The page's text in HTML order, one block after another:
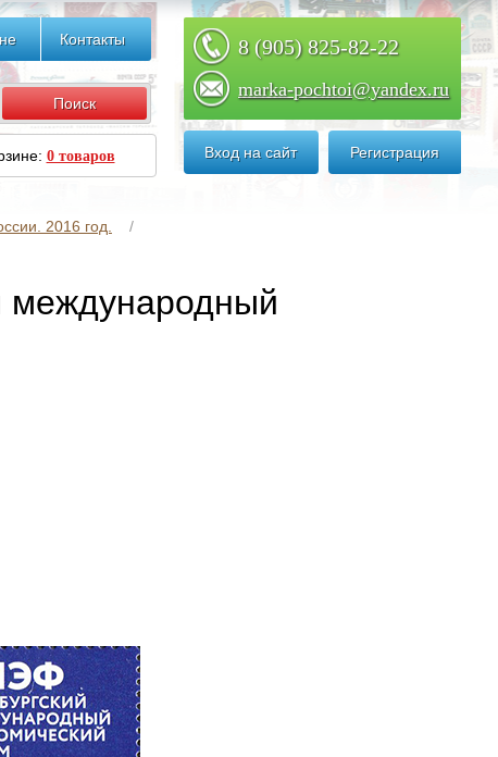
Контакты 8 (905) 825-82-22
marka-pochtoi@yandex.ru
Вход на сайт Регистрация
0 товаров
2016 год.
международный